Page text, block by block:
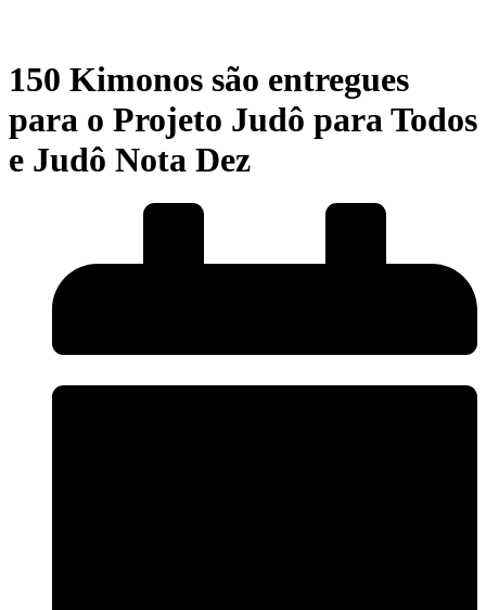
150 Kimonos são entregues
para o Projeto Judô para Todos
e Judô Nota Dez